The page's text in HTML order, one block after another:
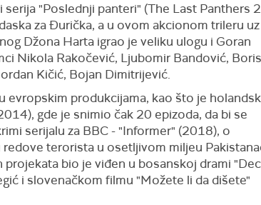
"Poslednji panteri" (The Last Panthers
za Đurička, a u ovom akcionom trileru uz
Džona Harta igrao je veliku ulogu i Goran
Nikola Rakočević, Ljubomir Bandović, Boris
Kičić, Bojan Dimitrijević.
evropskim produkcijama, kao što je
gde je snimio čak 20 epizoda, da bi se
serijalu za BBC - "Informer" (2018), o
terorista u osetljivom miljeu
projekata bio je viđen u bosanskoj drami
i slovenačkom filmu "Možete li da dišete"